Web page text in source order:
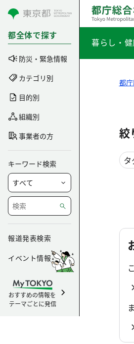
コンテンツにスキップ
都全体で探す
防災・緊急情報
カテゴリ別
目的別
組織別
事業者の方
キーワード検索
報道発表検索
イベント情報
おすすめの情報を
テーマごとに発信
暮らし・
都
絞
タ